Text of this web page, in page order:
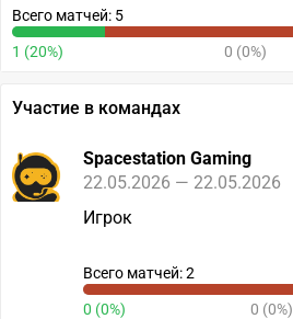
Всего матчей: 5
1 (20%) 0 (0%)
Участие в командах
Spacestation Gaming
22.05.2026 — 22.05.2026
Игрок
Всего матчей: 2
0 (0%) 0 (0%)